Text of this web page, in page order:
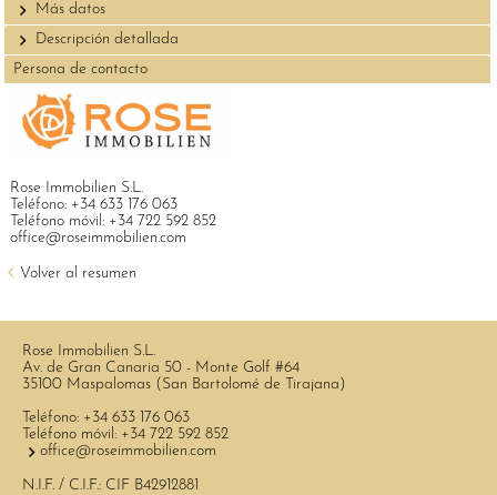
Más datos
Descripción detallada
Persona de contacto
Rose Immobilien S.L.
Teléfono: +34 633 176 063
Teléfono móvil: +34 722 592 852
office@roseimmobilien.com
Volver al resumen
Rose Immobilien S.L.
Av. de Gran Canaria 50 - Monte Golf #64
35100 Maspalomas (San Bartolomé de Tirajana)
Teléfono: +34 633 176 063
Teléfono móvil: +34 722 592 852
office@roseimmobilien.com
N.I.F. / C.I.F.: CIF B42912881